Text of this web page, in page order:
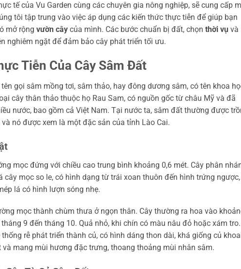
tế của Vu Garden cùng các chuyên gia nông nghiệp, sẽ cung cấp
tôi tập trung vào việc áp dụng các kiến thức thực tiễn để giúp bạn
mở rộng vườn cây của mình. Các bước chuẩn bị đất, chọn thời vụ và
nghiêm ngặt để đảm bảo cây phát triển tối ưu.
Tiễn Của Cây Sâm Đất
gọi sâm mồng tơi, sâm thảo, hay đông dương sâm, có tên khoa
cây thân thảo thuộc họ Rau Sam, có nguồn gốc từ châu Mỹ và đã
nước, bao gồm cả Việt Nam. Tại nước ta, sâm đất thường được
nó được xem là một đặc sản của tỉnh Lào Cai.
mọc đứng với chiều cao trung bình khoảng 0,6 mét. Cây phân
cây mọc so le, có hình dạng từ trái xoan thuôn đến hình trứng
lá có hình lượn sóng nhẹ.
mọc thành chùm thưa ở ngọn thân. Cây thường ra hoa vào
9 đến tháng 10. Quả nhỏ, khi chín có màu nâu đỏ hoặc xám tro.
rễ phát triển thành củ, có hình dáng thon dài, khá giống củ
và mang mùi hương đặc trưng, thoang thoảng mùi nhân sâm.